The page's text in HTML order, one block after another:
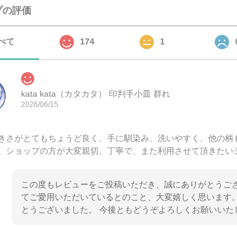
の評価
て 174 1
kata kata（カタカタ） 印判手小皿 群れ
2026/06/15
さがとてもちょうど良く、手に馴染み、洗いやすく、他の
ショップの方が大変親切、丁寧で、また利用させて頂きたい
この度もレビューをご投稿いただき、誠にありがとうご
てご愛用いただいているとのこと、大変嬉しく思います
とうございました。 今後ともどうぞよろしくお願いいた